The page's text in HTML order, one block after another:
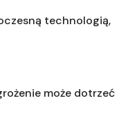
technologią,
może dotrzeć